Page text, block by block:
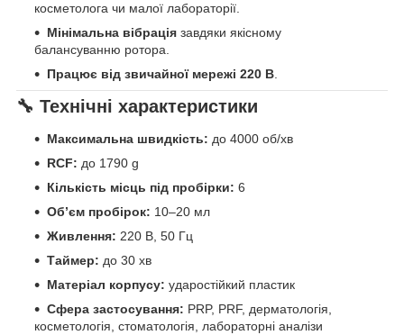
косметолога чи малої лабораторії.
Мінімальна вібрація завдяки якісному
балансуванню ротора.
Працює від звичайної мережі 220 В.
🔧 Технічні характеристики
Максимальна швидкість: до 4000 об/хв
RCF: до 1790 g
Кількість місць під пробірки: 6
Об’єм пробірок: 10–20 мл
Живлення: 220 В, 50 Гц
Таймер: до 30 хв
Матеріал корпусу: ударостійкий пластик
Сфера застосування: PRP, PRF, дерматологія,
косметологія, стоматологія, лабораторні аналізи